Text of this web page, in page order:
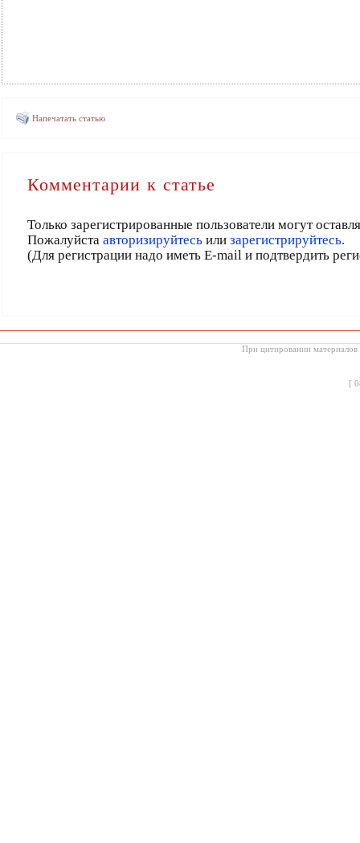
Напечатать статью
Комментарии к статье
Только зарегистрированные пользователи могут
Пожалуйста авторизируйтесь или зарегистрируйтесь.
(Для регистрации надо иметь E-mail и подтвердить
При цитировании материалов
[